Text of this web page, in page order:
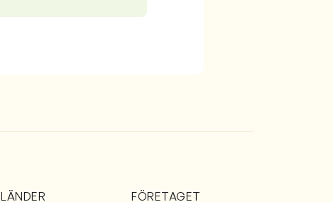
LÄNDER FÖRETAGET